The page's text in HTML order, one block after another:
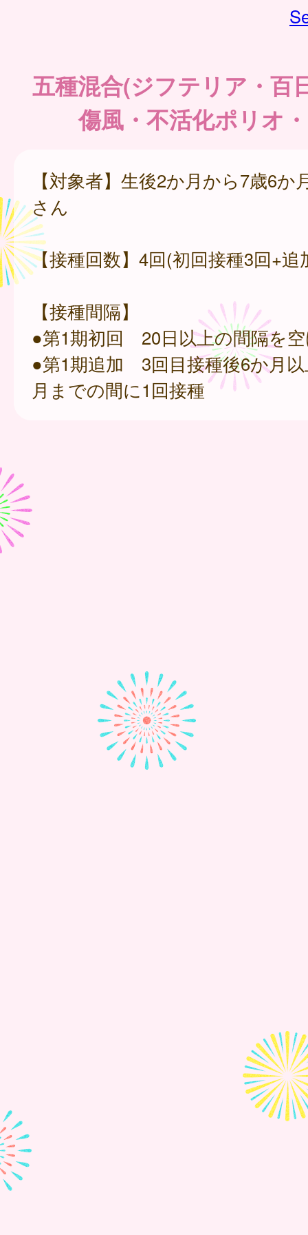
五種混合(ジフテリア・百
傷風・不活化ポリオ
【対象者】生後2か月から7歳6か
さん
【接種回数】4回(初回接種3回+追
【接種間隔】
●第1期初回 20日以上の間隔を
●第1期追加 3回目接種後6か月
月までの間に1回接種